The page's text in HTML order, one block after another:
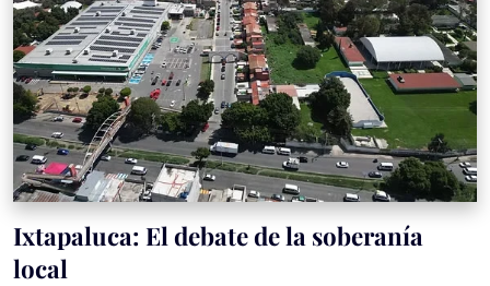
Ixtapaluca: El debate de la soberanía
local